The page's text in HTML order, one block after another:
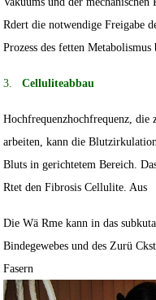
Rdert die notwendige Freigabe
Prozess des fetten
3.Celluliteabbau
Hochfrequenzhochfrequenz, die
arbeiten, kann die
Bluts in gerichtetem Bereich.
Rtet den Fibrosis Cellulite. Aus
Die Wä Rme kann in das
Bindegewebes und des Zurü
Fasern